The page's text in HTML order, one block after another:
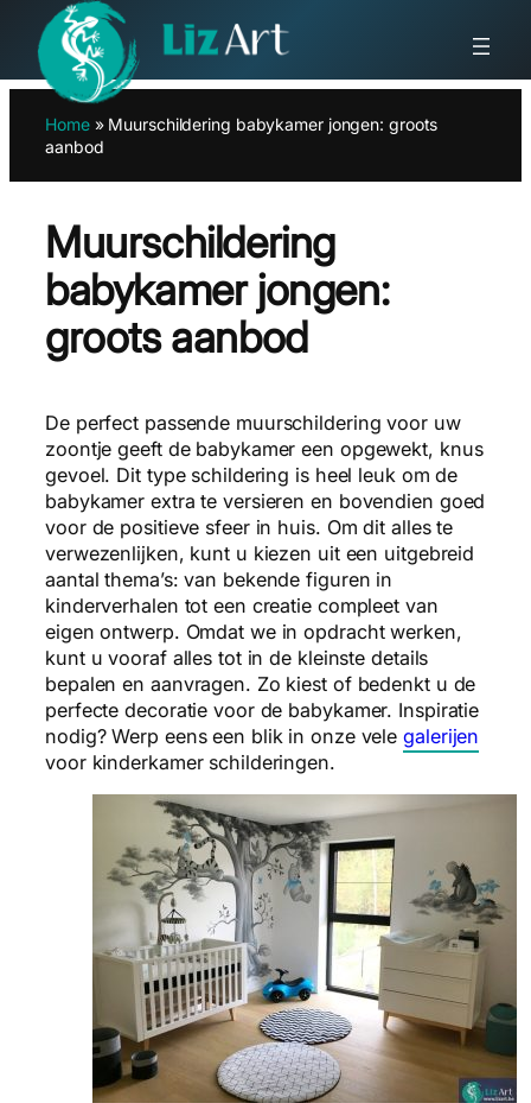
naar
inhoud
Home» Muurschildering babykamer jongen: groots
aanbod
Muurschildering
babykamer jongen:
groots aanbod
De perfect passende muurschildering voor uw
zoontje geeft de babykamer een opgewekt, knus
gevoel. Dit type schildering is heel leuk om de
babykamer extra te versieren en bovendien goed
voor de positieve sfeer in huis. Om dit alles te
verwezenlijken, kunt u kiezen uit een uitgebreid
aantal thema’s: van bekende figuren in
kinderverhalen tot een creatie compleet van
eigen ontwerp. Omdat we in opdracht werken,
kunt u vooraf alles tot in de kleinste details
bepalen en aanvragen. Zo kiest of bedenkt u de
perfecte decoratie voor de babykamer. Inspiratie
nodig? Werp eens een blik in onze velegalerijen
voor kinderkamer schilderingen.